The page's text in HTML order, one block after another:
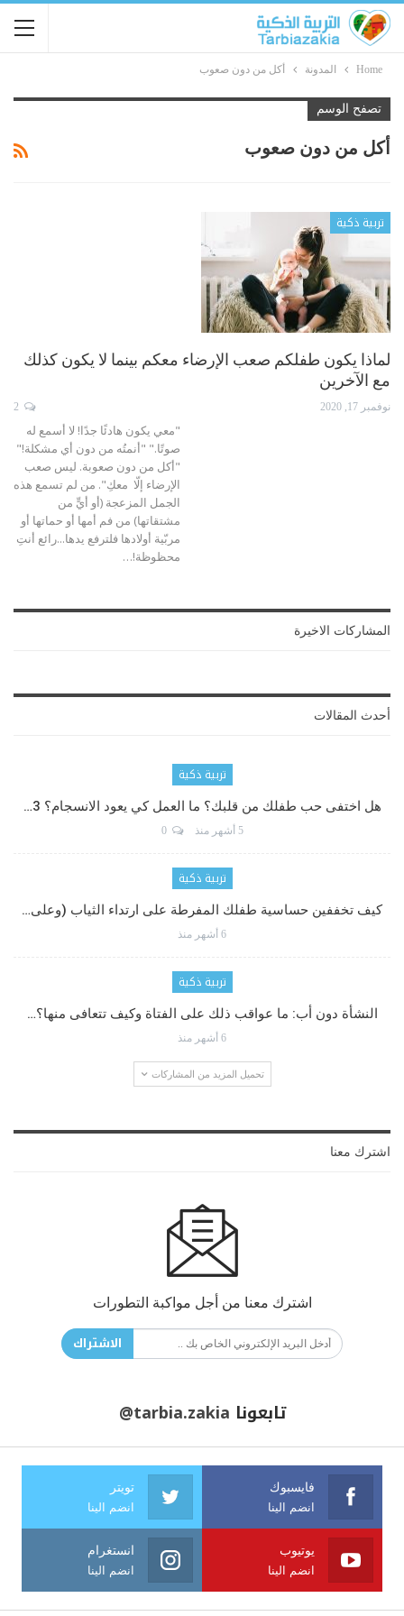
Home المدونة أكل من دون صعوب
تصفح الوسم
أكل من دون صعوب
تربية ذكية
لماذا يكون طفلكم صعب الإرضاء معكم بينما لا يكون كذلك
مع الآخرين
نوفمبر 17, 2020
"معي يكون هادئًا جدًا! لا أسمع له
صوتًا." "أنمتُه من دون أي مشكلة!"
"أكل من دون صعوبة. ليس صعب
الإرضاء إلّا معكِ". من لم تسمع هذه
الجمل المزعجة (أو أيٍّ من
مشتقاتها) من فم أمها أو حماتها أو
مربّية أولادها فلترفع يدها...رائع أنتِ
محظوظة!…
المشاركات الاخيرة
أحدث المقالات
تربية ذكية
هل اختفى حب طفلك من قلبك؟ ما العمل كي يعود الانسجام؟ 3…
5 أشهر منذ 0
تربية ذكية
كيف تخففين حساسية طفلك المفرطة على ارتداء الثياب (وعلى…
6 أشهر منذ
تربية ذكية
النشأة دون أب: ما عواقب ذلك على الفتاة وكيف تتعافى منها؟…
6 أشهر منذ
تحميل المزيد من المشاركات
اشترك معنا
اشترك معنا من أجل مواكبة التطورات
الاشتراك
تابعونا @tarbia.zakia
فايسبوك
انضم الينا
تويتر
انضم الينا
يوتيوب
انضم الينا
انستغرام
انضم الينا